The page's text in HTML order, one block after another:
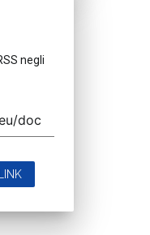
negli